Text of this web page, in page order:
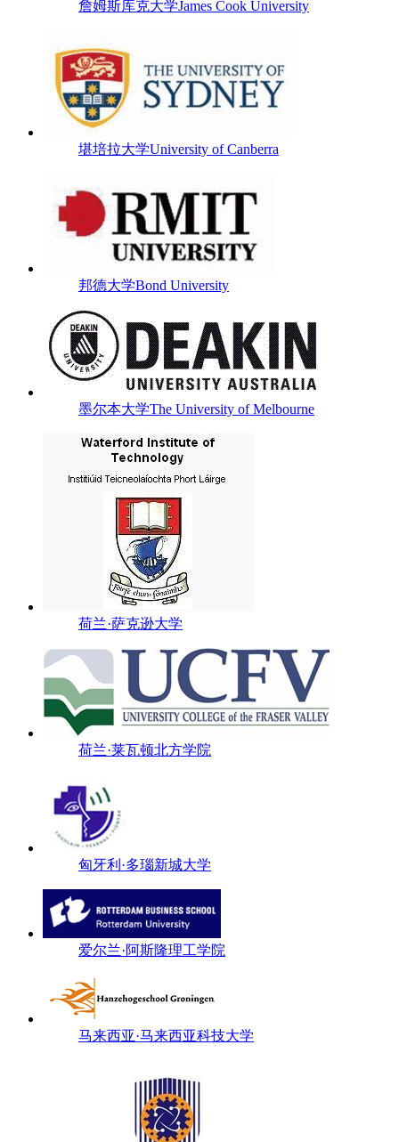
詹姆斯库克大学James Cook University
堪培拉大学University of Canberra
邦德大学Bond University
墨尔本大学The University of Melbourne
荷兰·萨克逊大学
荷兰·莱瓦顿北方学院
匈牙利·多瑙新城大学
爱尔兰·阿斯隆理工学院
马来西亚·马来西亚科技大学